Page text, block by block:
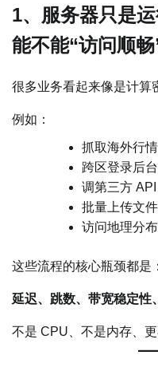
1、服务器只是
能不能“访问顺畅
很多业务看起来像是计算
例如：
抓取海外行
跨区登录后台
调第三方
批量上传文
访问地理分
这些流程的核心瓶颈都是：
延迟、跳数、带宽稳定性
不是 CPU、不是内存、更